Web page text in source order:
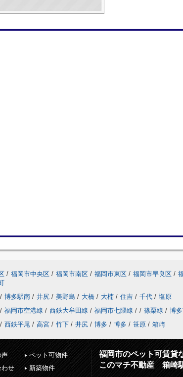
/ 福岡市中央区 / 福岡市南区 / 福岡市東区 / 福岡市早良区 /
/ 博多駅南 / 井尻 / 美野島 / 大橋 / 大楠 / 住吉 / 千代 / 塩原
/ 福岡市空港線 / 西鉄大牟田線 / 福岡市七隈線 / / 篠栗線 / 博
/ 西鉄平尾 / 高宮 / 竹下 / 井尻 / 博多 / 博多 / 笹原 / 箱崎
声
わせ
ペット可物件
新築物件
福岡市のペット可賃貸
このマチ不動産 箱崎